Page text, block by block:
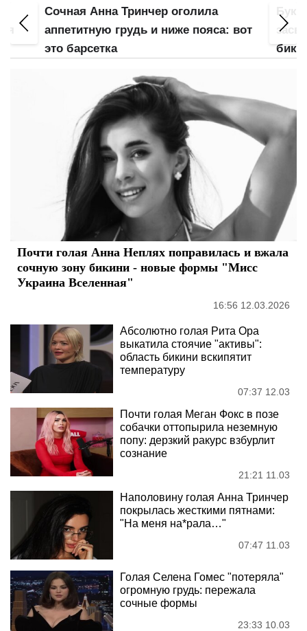
Сочная Анна Тринчер оголила
аппетитную грудь и ниже пояса: вот
это барсетка
Почти голая Анна Неплях поправилась и вжала
сочную зону бикини - новые формы "Мисс
Украина Вселенная"
16:56 12.03.2026
Абсолютно голая Рита Ора
выкатила стоячие "активы":
область бикини вскипятит
температуру
07:37 12.03
Почти голая Меган Фокс в позе
собачки оттопырила неземную
попу: дерзкий ракурс взбурлит
сознание
21:21 11.03
Наполовину голая Анна Тринчер
покрылась жесткими пятнами:
"На меня на*рала…"
07:47 11.03
Голая Селена Гомес "потеряла"
огромную грудь: пережала
сочные формы
23:33 10.03